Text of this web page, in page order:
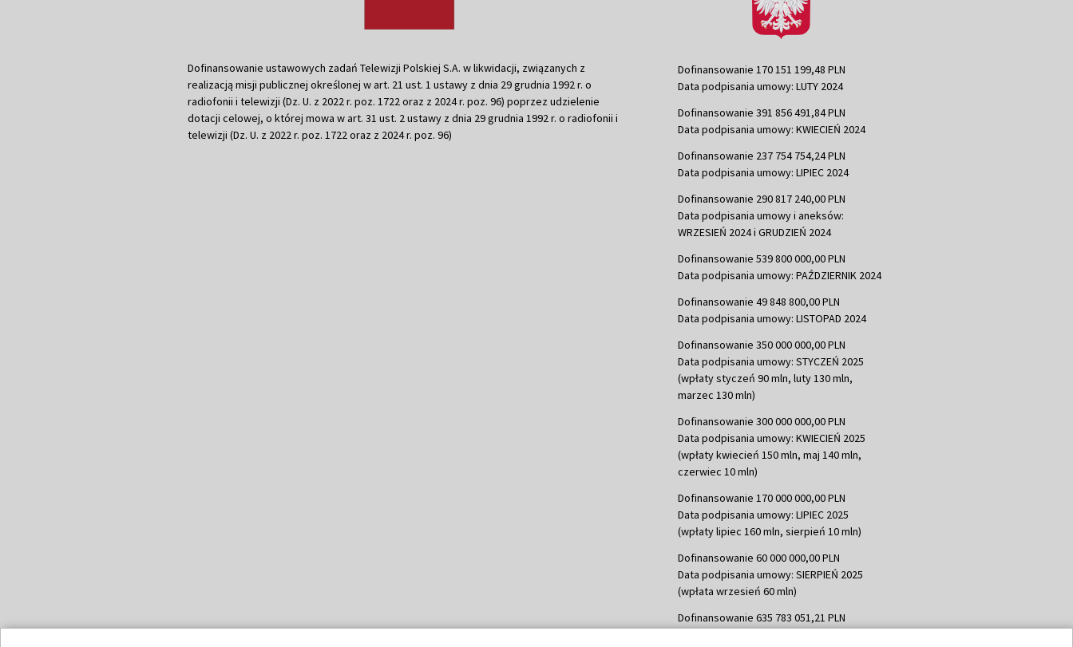
Dofinansowanie ustawowych zadań Telewizji Polskiej S.A. w likwidacji, związanych z
realizacją misji publicznej określonej w art. 21 ust. 1 ustawy z dnia 29 grudnia 1992 r. o
radiofonii i telewizji (Dz. U. z 2022 r. poz. 1722 oraz z 2024 r. poz. 96) poprzez udzielenie
dotacji celowej, o której mowa w art. 31 ust. 2 ustawy z dnia 29 grudnia 1992 r. o radiofonii i
telewizji (Dz. U. z 2022 r. poz. 1722 oraz z 2024 r. poz. 96)
Dofinansowanie 170 151 199,48 PLN
Data podpisania umowy: LUTY 2024
Dofinansowanie 391 856 491,84 PLN
Data podpisania umowy: KWIECIEŃ 2024
Dofinansowanie 237 754 754,24 PLN
Data podpisania umowy: LIPIEC 2024
Dofinansowanie 290 817 240,00 PLN
Data podpisania umowy i aneksów:
WRZESIEŃ 2024 i GRUDZIEŃ 2024
Dofinansowanie 539 800 000,00 PLN
Data podpisania umowy: PAŹDZIERNIK 2024
Dofinansowanie 49 848 800,00 PLN
Data podpisania umowy: LISTOPAD 2024
Dofinansowanie 350 000 000,00 PLN
Data podpisania umowy: STYCZEŃ 2025
(wpłaty styczeń 90 mln, luty 130 mln,
marzec 130 mln)
Dofinansowanie 300 000 000,00 PLN
Data podpisania umowy: KWIECIEŃ 2025
(wpłaty kwiecień 150 mln, maj 140 mln,
czerwiec 10 mln)
Dofinansowanie 170 000 000,00 PLN
Data podpisania umowy: LIPIEC 2025
(wpłaty lipiec 160 mln, sierpień 10 mln)
Dofinansowanie 60 000 000,00 PLN
Data podpisania umowy: SIERPIEŃ 2025
(wpłata wrzesień 60 mln)
Dofinansowanie 635 783 051,21 PLN